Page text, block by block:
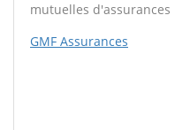
mutuelles d'assurances
GMF Assurances